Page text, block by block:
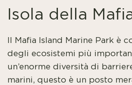
Isola della
Il Mafia Island Marine Park è
degli ecosistemi più
un’enorme diversità di
marini, questo è un posto